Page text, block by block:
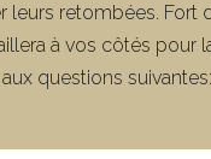
leurs retombées.
à vos côtés
questions suivantes: